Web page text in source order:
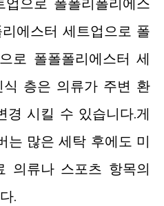
에스터 세트업으로 폴
로 폴폴폴리에스터 세
층은 의류가 주변 환
경 시킬 수 있습니다.게
는 많은 세탁 후에도 미
의류나 스포츠 항목의
.